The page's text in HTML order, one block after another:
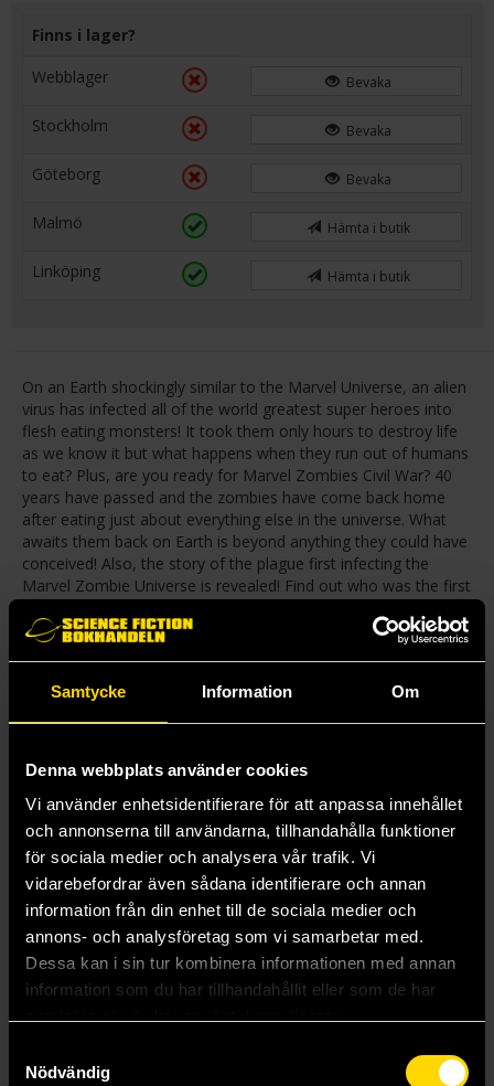
Samtycke Information Om
Denna webbplats använder cookies
Vi använder enhetsidentifierare för att anpassa innehållet
och annonserna till användarna, tillhandahålla funktioner
för sociala medier och analysera vår trafik. Vi
vidarebefordrar även sådana identifierare och annan
information från din enhet till de sociala medier och
annons- och analysföretag som vi samarbetar med.
Dessa kan i sin tur kombinera informationen med annan
information som du har tillhandahållit eller som de har
Nödvändig
Finns i lager?
Webblager
Bevaka
Stockholm Bevaka
Göteborg Bevaka
Malmö Hämta i butik
Linköping Hämta i butik
On an Earth shockingly similar to the Marvel Universe, an alien
virus has infected all of the world greatest super heroes into
flesh eating monsters! It took them only hours to destroy life
as we know it but what happens when they run out of humans
to eat? Plus, are you ready for Marvel Zombies Civil War? 40
years have passed and the zombies have come back home
after eating just about everything else in the universe. What
awaits them back on Earth is beyond anything they could have
conceived! Also, the story of the plague first infecting the
Marvel Zombie Universe is revealed! Find out who was the first
Zombified Four! Collecting: Marvel Zombies (2006) #1-5,
Marvel Zombies 2 (2007) #1-5 and Marvel Zombies: Dead